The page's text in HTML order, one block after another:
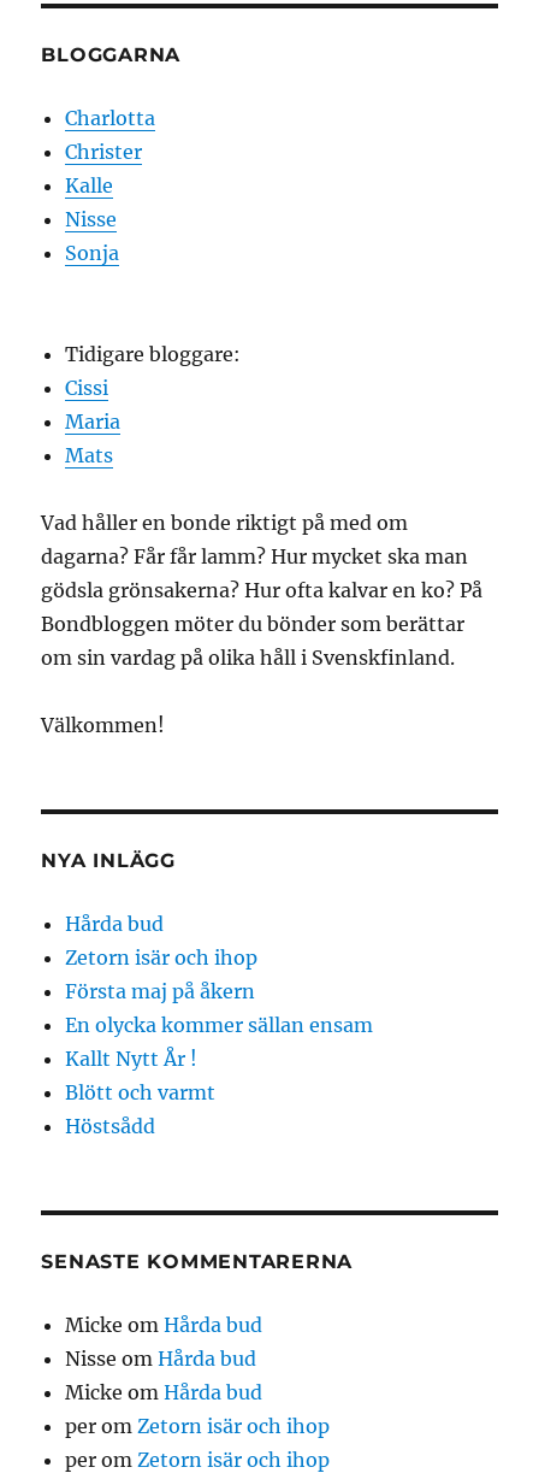
BLOGGARNA
Charlotta
Christer
Kalle
Nisse
Sonja
Tidigare bloggare:
Cissi
Maria
Mats
Vad håller en bonde riktigt på med om
dagarna? Får får lamm? Hur mycket ska man
gödsla grönsakerna? Hur ofta kalvar en ko? På
Bondbloggen möter du bönder som berättar
om sin vardag på olika håll i Svenskfinland.
Välkommen!
NYA INLÄGG
Hårda bud
Zetorn isär och ihop
Första maj på åkern
En olycka kommer sällan ensam
Kallt Nytt År !
Blött och varmt
Höstsådd
SENASTE KOMMENTARERNA
Micke omHårda bud
Nisse omHårda bud
Micke omHårda bud
per om Zetorn isär och ihop
per om Zetorn isär och ihop